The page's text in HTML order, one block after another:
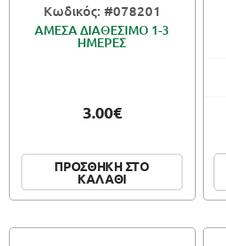
Κωδικός: #078201
ΑΜΕΣΑ ΔΙΑΘΕΣΙΜΟ 1-3
ΗΜΕΡΕΣ
3.00€
ΠΡΟΣΘΗΚΗ ΣΤΟ
ΚΑΛΑΘΙ